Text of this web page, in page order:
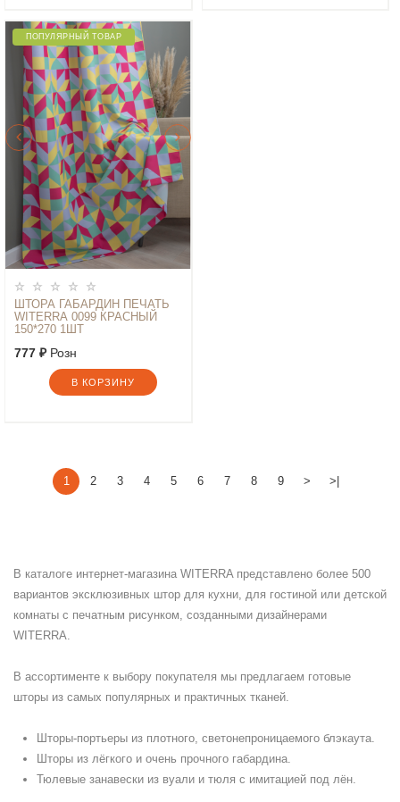
ПОПУЛЯРНЫЙ ТОВАР
ШТОРА ГАБАРДИН ПЕЧАТЬ
WITERRA 0099 КРАСНЫЙ
150*270 1ШТ
777 ₽Розн
В КОРЗИНУ
1 2 3 4 5 6 7 8 9 > >|
В каталоге интернет-магазина WITERRA представлено более 500
вариантов эксклюзивных штор для кухни, для гостиной или детской
комнаты с печатным рисунком, созданными дизайнерами
WITERRA.
В ассортименте к выбору покупателя мы предлагаем готовые
шторы из самых популярных и практичных тканей.
Шторы-портьеры из плотного, светонепроницаемого блэкаута.
Шторы из лёгкого и очень прочного габардина.
Тюлевые занавески из вуали и тюля с имитацией под лён.